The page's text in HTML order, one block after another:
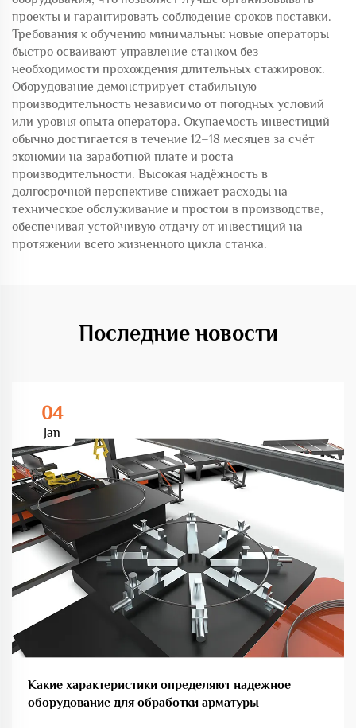
проекты и гарантировать соблюдение сроков поставки.
Требования к обучению минимальны: новые операторы
быстро осваивают управление станком без
необходимости прохождения длительных стажировок.
Оборудование демонстрирует стабильную
производительность независимо от погодных условий
или уровня опыта оператора. Окупаемость инвестиций
обычно достигается в течение 12–18 месяцев за счёт
экономии на заработной плате и роста
производительности. Высокая надёжность в
долгосрочной перспективе снижает расходы на
техническое обслуживание и простои в производстве,
обеспечивая устойчивую отдачу от инвестиций на
протяжении всего жизненного цикла станка.
Последние новости
04
Jan
Какие характеристики определяют надежное
оборудование для обработки арматуры